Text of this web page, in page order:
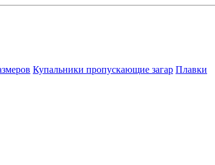
Купальники пропускающие загар Плавки